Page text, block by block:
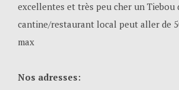
excellentes et très peu cher un Tiebou
cantine/restaurant local peut aller de
max
Nos adresses: